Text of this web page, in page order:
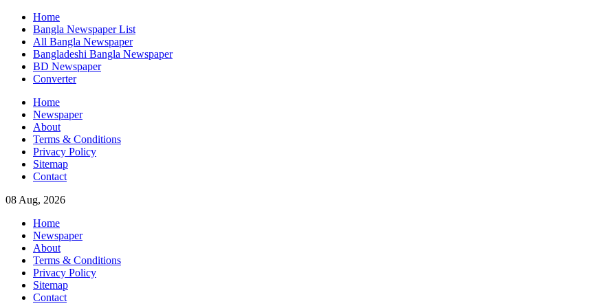
Skip
content
Home
Bangla Newspaper List
All Bangla Newspaper
Bangladeshi Bangla Newspaper
BD Newspaper
Converter
Home
Newspaper
About
Terms & Conditions
Privacy Policy
Sitemap
Contact
08 Aug, 2026
Home
Newspaper
About
Terms & Conditions
Privacy Policy
Sitemap
Contact